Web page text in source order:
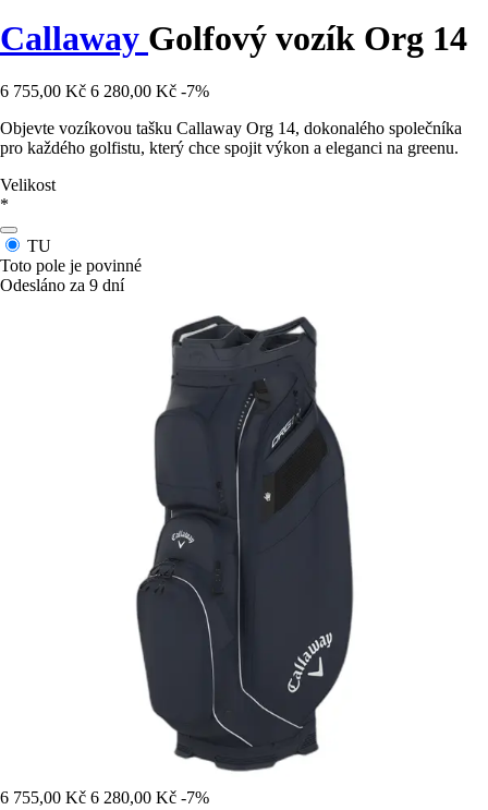
Callaway Golfový vozík Org 14
6 755,00 Kč 6 280,00 Kč -7%
Objevte vozíkovou tašku Callaway Org 14, dokonalého společníka
pro každého golfistu, který chce spojit výkon a eleganci na greenu.
Velikost
*
TU
Toto pole je povinné
Odesláno za 9 dní
6 755,00 Kč 6 280,00 Kč -7%